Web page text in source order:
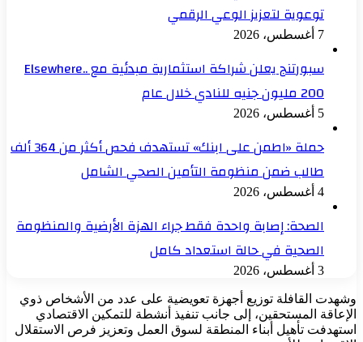
توعوية لتعزيز الوعي الرقمي
7 أغسطس، 2026
سبورتنج يعلن شراكة استثمارية مبدئية مع Elsewhere..
200 مليون جنيه للنادي خلال عام
5 أغسطس، 2026
حملة «اطمن على ابنك» تستهدف فحص أكثر من 364 ألف
طالب ضمن منظومة التأمين الصحي الشامل
4 أغسطس، 2026
الصحة: إصابة واحدة فقط جراء الهزة الأرضية والمنظومة
الصحية في حالة استعداد كامل
3 أغسطس، 2026
وشهدت القافلة توزيع أجهزة تعويضية على عدد من الأشخاص ذوي
الإعاقة المستحقين، إلى جانب تنفيذ أنشطة للتمكين الاقتصادي
استهدفت تأهيل أبناء المنطقة لسوق العمل وتعزيز فرص الاستقلال